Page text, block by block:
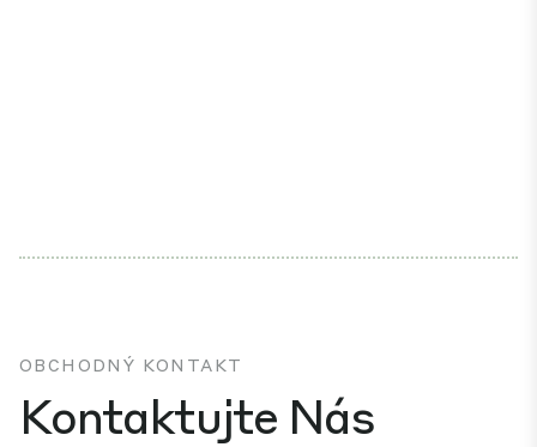
OBCHODNÝ KONTAKT
Kontaktujte Nás